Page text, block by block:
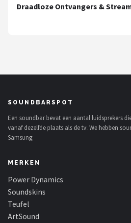
AquaSound
Carlinkit
Alle merken →
Draadloze Ontvangers &
SOUNDBARSPOT
Een soundbar bevat een aantal luidsprekers
vanaf dezelfde plaats als de tv. We hebben
Samsung
MERKEN
Power Dynamics
Soundskins
Teufel
ArtSound